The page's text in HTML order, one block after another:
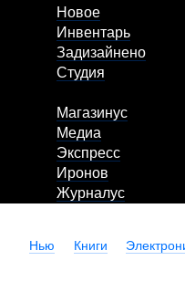
Новое
Инвентарь
Задизайнено
Студия
Магазинус
Медиа
Экспресс
Иронов
Журналус
Нью Книги